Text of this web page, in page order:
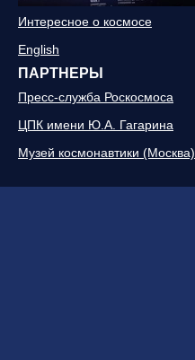
Интересное о космосе
English
ПАРТНЕРЫ
Пресс-служба Роскосмоса
ЦПК имени Ю.А. Гагарина
Музей космонавтики (Москва)